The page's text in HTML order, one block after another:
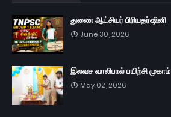
துணை ஆட்சியர் பிரியதர்ஷினி
June 30, 2026
இலவச வாலிபால் பயிற்சி முகாம்
May 02, 2026